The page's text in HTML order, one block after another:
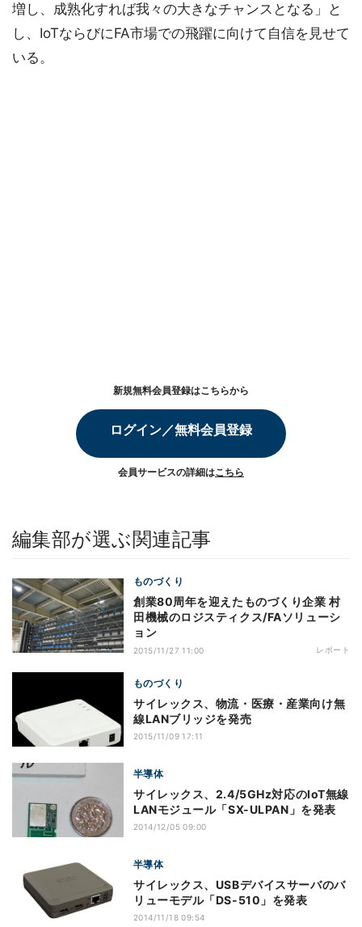
増し、成熟化すれば我々の大きなチャンスとなる」と
し、IoTならびにFA市場での飛躍に向けて自信を見せて
いる。
新規無料会員登録はこちらから
ログイン／無料会員登録
会員サービスの詳細はこちら
編集部が選ぶ関連記事
ものづくり
創業80周年を迎えたものづくり企業 村
田機械のロジスティクス/FAソリューシ
ョン
2015/11/27 11:00 レポート
ものづくり
サイレックス、物流・医療・産業向け無
線LANブリッジを発売
2015/11/09 17:11
半導体
サイレックス、2.4/5GHz対応のIoT無線
LANモジュール「SX-ULPAN」を発表
2014/12/05 09:00
半導体
サイレックス、USBデバイスサーバのバ
リューモデル「DS-510」を発表
2014/11/18 09:54